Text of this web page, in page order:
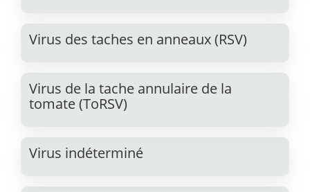
Virus des taches en anneaux (RSV)
Virus de la tache annulaire de la
tomate (ToRSV)
Virus indéterminé